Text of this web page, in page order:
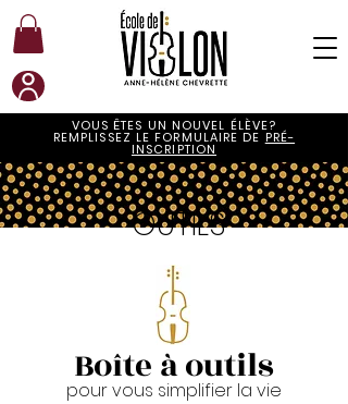
VOUS ÊTES UN NOUVEL ÉLÈVE?
REMPLISSEZ LE FORMULAIRE DE PRÉ-
INSCRIPTION
OUTILS
Boîte à outils
pour vous simplifier la vie